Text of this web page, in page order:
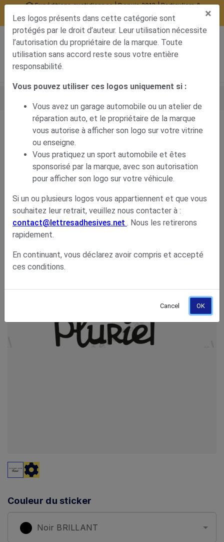
Expéditions quotidiennes | Depuis 2013 | Particuliers &
professionnels
10377 avis certifiés
Voir mon panier
Mon compteMenu de navigation
Logo Citroën c3 pluriel
Logo Citroën c3 pluriel
8,49€
Couleur du sticker
Noir BRILLANT
×
Les logos présents dans cette catégorie sont
protégés par le droit d’auteur. Leur utilisation nécessite
l’autorisation du propriétaire de la marque. Toute
utilisation sans accord reste sous votre entière
responsabilité.
Vous pouvez utiliser ces logos uniquement si :
Vous avez un garage automobile ou un atelier de
réparation auto, et le propriétaire de la marque
vous autorise à afficher son logo sur votre vitrine
ou enseigne.
Vous pratiquez un sport automobile et êtes
sponsorisé par la marque, avec son autorisation
pour afficher son logo sur votre véhicule.
Si un ou plusieurs logos vous appartiennent et que vous
souhaitez leur retrait, veuillez nous contacter à :
contact@lettresadhesives.net . Nous les retirerons
rapidement.
En continuant, vous déclarez avoir compris et accepté
ces conditions.
Cancel OK